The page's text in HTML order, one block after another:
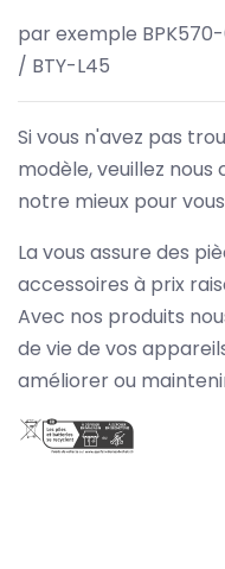
par exemple
/ BTY-L45
Si vous n'avez pas
modèle, veuillez
notre mieux pour
La vous assure des
accessoires à prix
Avec nos produits
de vie de vos
améliorer ou